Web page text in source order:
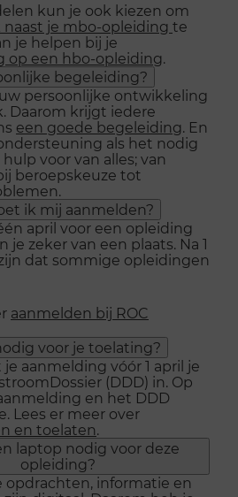
kun je ook kiezen om
naast je mbo-opleiding te
je helpen bij je
op een hbo-opleiding.
begeleiding?
persoonlijke ontwikkeling
Daarom krijgt iedere
een goede begeleiding. En
als het nodig
voor van alles; van
beroepskeuze tot
ik mij aanmelden?
april voor een opleiding
je zeker van een plaats. Na 1
dat sommige opleidingen
aanmelden bij ROC
voor je toelating?
aanmelding vóór 1 april je
(DDD) in. Op
en het DDD
Lees er meer over
en toelaten.
laptop nodig voor deze
opleiding?
opdrachten, informatie en